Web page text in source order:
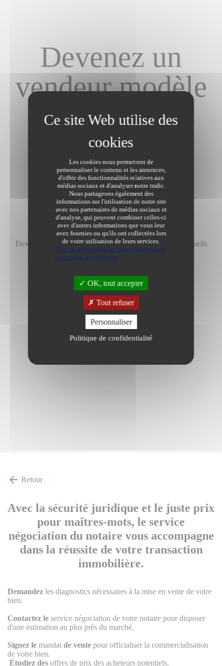
Devenez un
vendeur modèle
en 10 leçons,
suivez les
conseils du
notaire !
Informations/
Devenez un vendeur modèle en 10 leçons, suivez les conseils
du notaire !
arrow_back Retour
Avec la sécurité juridique et le juste prix
pour maîtres-mots, le service
négociation du notaire vous accompagne
dans la réussite de votre transaction
immobilière.
Demandez les diagnostics nécessaires à la mise en vente de votre
bien.
Contactez le service négociation de votre notaire pour disposer
d'une estimation au plus près du marché.
Signez le mandat de vente pour officialiser la commercialisation
de votre bien.
Étudiez des offres de prix des acheteurs potentiels.
Les cookies nous permettent de
personnaliser le contenu et les annonces,
d'offrir des fonctionnalités relatives aux
médias sociaux et d'analyser notre trafic.
Nous partageons également des
informations sur l'utilisation de notre site
avec nos partenaires de médias sociaux et
d'analyse, qui peuvent combiner celles-ci
avec d'autres informations que vous leur
avez fournies ou qu'ils ont collectées lors
de votre utilisation de leurs services.
Pour en savoir plus sur notre politique de
protection des données
OK, tout accepter
Tout refuser
Personnaliser
Politique de confidentialité